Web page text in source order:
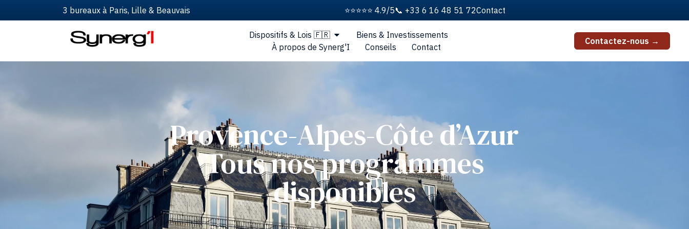
À propos de Synerg'I
Conseils Contact
Contactez-nous →
Provence-Alpes-Côte d’Azur
Tous nos programmes
disponibles